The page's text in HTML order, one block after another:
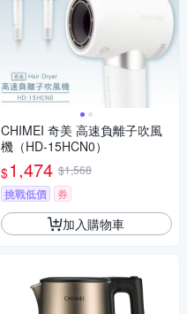
CHIMEI 奇美 高速負離子吹風
機（HD-15HCN0）
$1,474 $1,568
挑戰低價
券
加入購物車